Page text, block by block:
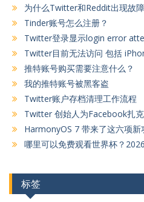
为什么Twitter和Reddit出现故
Tinder账号怎么注册？
Twitter登录显示login error
Twitter目前无法访问 包括
推特账号购买需要注意什么？
我的推特账号被黑客盗
Twitter账户存档清理工作流程
Twitter 创始人为Facebook扎
HarmonyOS 7 带来了这六项新
哪里可以免费观看世界杯？
标签